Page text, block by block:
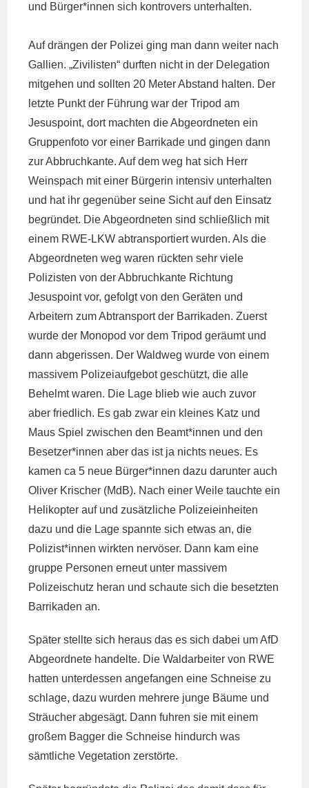
und Bürger*innen sich kontrovers unterhalten.
Auf drängen der Polizei ging man dann weiter nach
Gallien. „Zivilisten“ durften nicht in der Delegation
mitgehen und sollten 20 Meter Abstand halten. Der
letzte Punkt der Führung war der Tripod am
Jesuspoint, dort machten die Abgeordneten ein
Gruppenfoto vor einer Barrikade und gingen dann
zur Abbruchkante. Auf dem weg hat sich Herr
Weinspach mit einer Bürgerin intensiv unterhalten
und hat ihr gegenüber seine Sicht auf den Einsatz
begründet. Die Abgeordneten sind schließlich mit
einem RWE-LKW abtransportiert wurden. Als die
Abgeordneten weg waren rückten sehr viele
Polizisten von der Abbruchkante Richtung
Jesuspoint vor, gefolgt von den Geräten und
Arbeitern zum Abtransport der Barrikaden. Zuerst
wurde der Monopod vor dem Tripod geräumt und
dann abgerissen. Der Waldweg wurde von einem
massivem Polizeiaufgebot geschützt, die alle
Behelmt waren. Die Lage blieb wie auch zuvor
aber friedlich. Es gab zwar ein kleines Katz und
Maus Spiel zwischen den Beamt*innen und den
Besetzer*innen aber das ist ja nichts neues. Es
kamen ca 5 neue Bürger*innen dazu darunter auch
Oliver Krischer (MdB). Nach einer Weile tauchte ein
Helikopter auf und zusätzliche Polizeieinheiten
dazu und die Lage spannte sich etwas an, die
Polizist*innen wirkten nervöser. Dann kam eine
gruppe Personen erneut unter massivem
Polizeischutz heran und schaute sich die besetzten
Barrikaden an.
Später stellte sich heraus das es sich dabei um AfD
Abgeordnete handelte. Die Waldarbeiter von RWE
hatten unterdessen angefangen eine Schneise zu
schlage, dazu wurden mehrere junge Bäume und
Sträucher abgesägt. Dann fuhren sie mit einem
großem Bagger die Schneise hindurch was
sämtliche Vegetation zerstörte.